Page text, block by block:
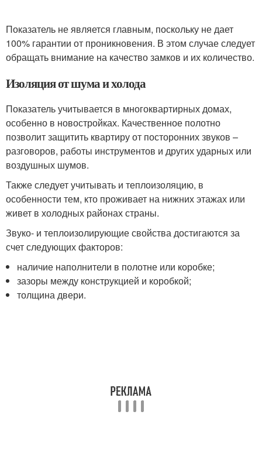
Показатель не является главным, поскольку не дает
100% гарантии от проникновения. В этом случае следует
обращать внимание на качество замков и их количество.
Изоляция от шума и холода
Показатель учитывается в многоквартирных домах,
особенно в новостройках. Качественное полотно
позволит защитить квартиру от посторонних звуков –
разговоров, работы инструментов и других ударных или
воздушных шумов.
Также следует учитывать и теплоизоляцию, в
особенности тем, кто проживает на нижних этажах или
живет в холодных районах страны.
Звуко- и теплоизолирующие свойства достигаются за
счет следующих факторов:
наличие наполнители в полотне или коробке;
зазоры между конструкцией и коробкой;
толщина двери.